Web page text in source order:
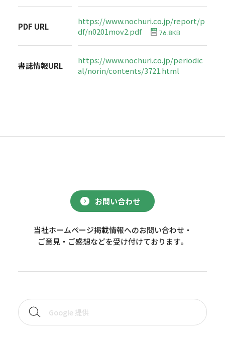
PDF URL
https://www.nochuri.co.jp/report/p
df/n0201mov2.pdf
76.8KB
書誌情報URL
https://www.nochuri.co.jp/periodic
al/norin/contents/3721.html
お問い合わせ
当社ホームページ掲載情報へのお問い合わせ・
ご意見・ご感想などを受け付けております。